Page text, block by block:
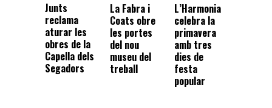
Junts
reclama
aturar les
obres de la
Capella dels
Segadors
La Fabra i
Coats obre
les portes
del nou
museu del
treball
L’Harmonia
celebra la
primavera
amb tres
dies de
festa
popular